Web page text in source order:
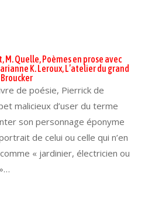
M. Quelle, Poèmes en prose avec
K. Leroux, L’atelier du grand
de poésie, Pierrick de
malicieux d’user du terme
son personnage éponyme
de celui ou celle qui n’en
« jardinier, électricien ou